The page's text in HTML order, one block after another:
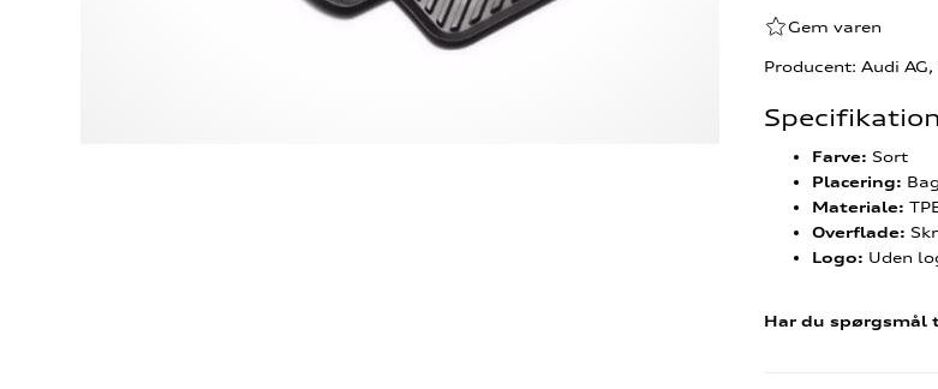
Gem varen
Producent: Audi
Farve: Sort
Placering:
Materiale:
Overflade:
Logo: Uden
Har du spørgsmål